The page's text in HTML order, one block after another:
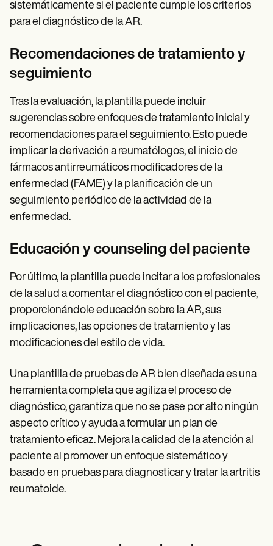
sistemáticamente si el paciente cumple los criterios
para el diagnóstico de la AR.
Recomendaciones de tratamiento y
seguimiento
Tras la evaluación, la plantilla puede incluir
sugerencias sobre enfoques de tratamiento inicial y
recomendaciones para el seguimiento. Esto puede
implicar la derivación a reumatólogos, el inicio de
fármacos antirreumáticos modificadores de la
enfermedad (FAME) y la planificación de un
seguimiento periódico de la actividad de la
enfermedad.
Educación y counseling del paciente
Por último, la plantilla puede incitar a los profesionales
de la salud a comentar el diagnóstico con el paciente,
proporcionándole educación sobre la AR, sus
implicaciones, las opciones de tratamiento y las
modificaciones del estilo de vida.
Una plantilla de pruebas de AR bien diseñada es una
herramienta completa que agiliza el proceso de
diagnóstico, garantiza que no se pase por alto ningún
aspecto crítico y ayuda a formular un plan de
tratamiento eficaz. Mejora la calidad de la atención al
paciente al promover un enfoque sistemático y
basado en pruebas para diagnosticar y tratar la artritis
reumatoide.